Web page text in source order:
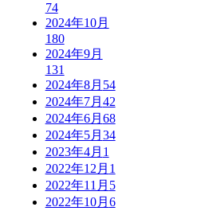
74
2024年10月
180
2024年9月
131
2024年8月 54
2024年7月 42
2024年6月 68
2024年5月 34
2023年4月 1
2022年12月 1
2022年11月 5
2022年10月 6